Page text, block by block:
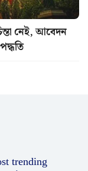
নেই, আবেদন
trending